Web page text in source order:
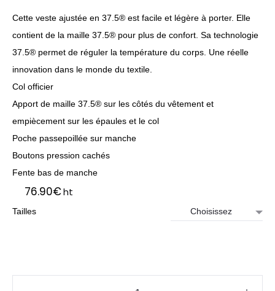
Cette veste ajustée en 37.5® est facile et légère à porter. Elle
contient de la maille 37.5® pour plus de confort. Sa technologie
37.5® permet de réguler la température du corps. Une réelle
innovation dans le monde du textile.
Col officier
Apport de maille 37.5® sur les côtés du vêtement et
empiècement sur les épaules et le col
Poche passepoillée sur manche
Boutons pression cachés
Fente bas de manche
76.90€ht
Tailles